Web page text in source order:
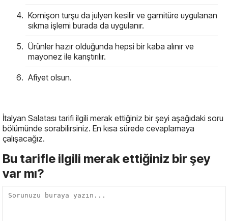
Kornişon turşu da julyen kesilir ve garnitüre uygulanan
sıkma işlemi burada da uygulanır.
Ürünler hazır olduğunda hepsi bir kaba alınır ve
mayonez ile karıştırılır.
Afiyet olsun.
İtalyan Salatası tarifi ilgili merak ettiğiniz bir şeyi aşağıdaki soru
bölümünde sorabilirsiniz. En kısa sürede cevaplamaya
çalışacağız.
Bu tarifle ilgili merak ettiğiniz bir şey
var mı?